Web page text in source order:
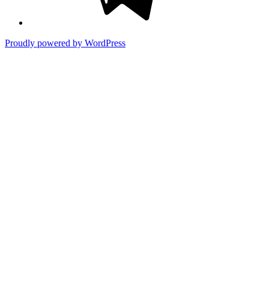
Proudly powered by WordPress